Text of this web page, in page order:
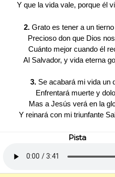
Y que la vida vale, porque él
2.Grato es tener a un tierno
Precioso don que Dios
Cuánto mejor cuando él
Al Salvador, y vida eterna
3. Se acabará mi vida un
Enfrentará muerte y
Mas a Jesús verá en la
Y reinará con mi triunfante
Pista